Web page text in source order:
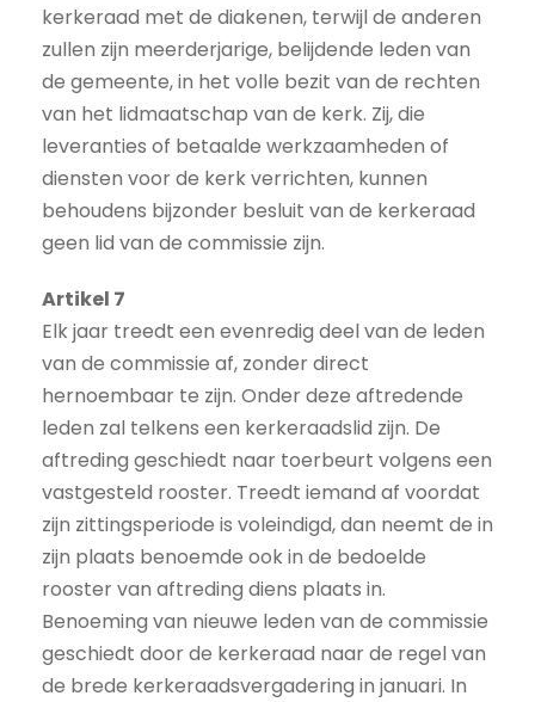
kerkeraad met de diakenen, terwijl de anderen
zullen zijn meerderjarige, belijdende leden van
de gemeente, in het volle bezit van de rechten
van het lidmaatschap van de kerk. Zij, die
leveranties of betaalde werkzaamheden of
diensten voor de kerk verrichten, kunnen
behoudens bijzonder besluit van de kerkeraad
geen lid van de commissie zijn.
Artikel 7
Elk jaar treedt een evenredig deel van de leden
van de commissie af, zonder direct
hernoembaar te zijn. Onder deze aftredende
leden zal telkens een kerkeraadslid zijn. De
aftreding geschiedt naar toerbeurt volgens een
vastgesteld rooster. Treedt iemand af voordat
zijn zittingsperiode is voleindigd, dan neemt de in
zijn plaats benoemde ook in de bedoelde
rooster van aftreding diens plaats in.
Benoeming van nieuwe leden van de commissie
geschiedt door de kerkeraad naar de regel van
de brede kerkeraadsvergadering in januari. In